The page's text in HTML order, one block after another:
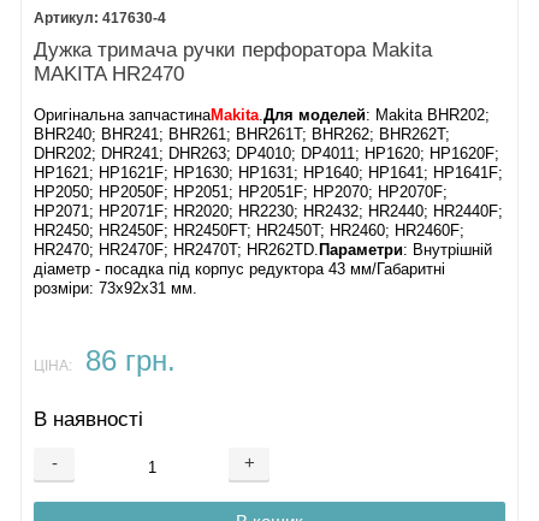
417630-4
Дужка тримача ручки перфоратора Makita
MAKITA HR2470
Оригінальна запчастинаMakita.Для моделей: Makita BHR202;
BHR240; BHR241; BHR261; BHR261T; BHR262; BHR262T;
DHR202; DHR241; DHR263; DP4010; DP4011; HP1620; HP1620F;
HP1621; HP1621F; HP1630; HP1631; HP1640; HP1641; HP1641F;
HP2050; HP2050F; HP2051; HP2051F; HP2070; HP2070F;
HP2071; HP2071F; HR2020; HR2230; HR2432; HR2440; HR2440F;
HR2450; HR2450F; HR2450FT; HR2450T; HR2460; HR2460F;
HR2470; HR2470F; HR2470T; HR262TD. Параметри: Внутрішній
діаметр - посадка під корпус редуктора 43 мм/Габаритні
розміри: 73х92х31 мм.
ЦІНА: 86 грн.
В наявності
- +